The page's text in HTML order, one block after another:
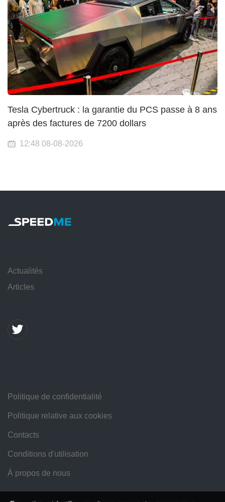
Tesla Cybertruck : la garantie du PCS passe à 8 ans
après des factures de 7200 dollars
12:48 08-08-2026
Actualités
Articles
Politique de confidentialité
Politique relative aux cookies
Contacts
Conditions d'utilisation
À propos de nous